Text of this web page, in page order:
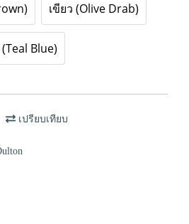
เขียว (Olive Drab)
(Teal Blue)
เปรียบเทียบ